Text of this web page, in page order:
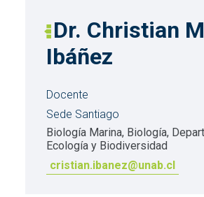
Dr. Christian
Ibáñez
Docente
Sede Santiago
Biología Marina, Biología,
Ecología y Biodiversidad
cristian.ibanez@unab.cl